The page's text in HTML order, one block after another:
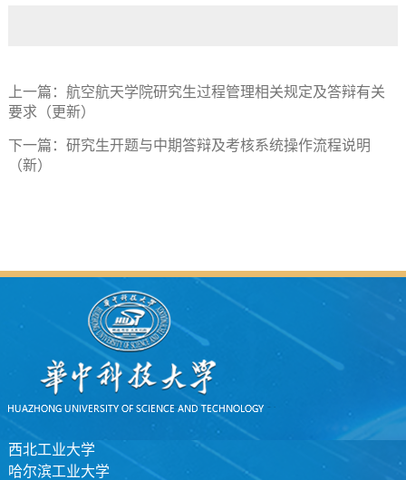
上一篇： 航空航天学院研究生过程管理相关规定及答辩有关
要求（更新）
下一篇： 研究生开题与中期答辩及考核系统操作流程说明
（新）
西北工业大学
哈尔滨工业大学